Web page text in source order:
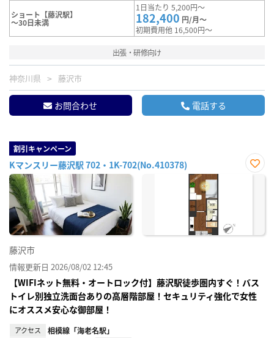
ショート【藤沢駅】
～30日未満
1日当たり 5,200円～
182,400 円/月～
初期費用他 16,500円～
出張・研修向け
神奈川県 藤沢市
お問合わせ 電話する
割引キャンペーン
Kマンスリー藤沢駅 702・1K-702(No.410378)
お気
藤沢市
情報更新日 2026/08/02 12:45
【WIFIネット無料・オートロック付】藤沢駅徒歩圏内すぐ！バス
トイレ別独立洗面台ありの高層階部屋！セキュリティ強化で女性
にオススメ安心な御部屋！
アクセス 相模線「海老名駅」